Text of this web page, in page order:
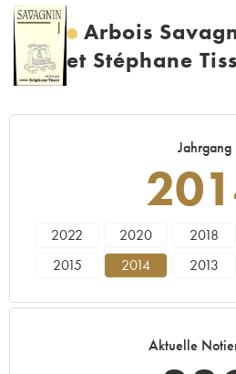
Arbois
et Stéphane
Jahrgang
2022 2020 2018
2015
2014 2013
Aktuelle